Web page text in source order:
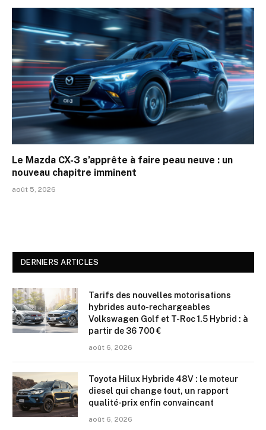
Le Mazda CX-3 s’apprête à faire peau neuve : un
nouveau chapitre imminent
août 5, 2026
DERNIERS ARTICLES
Tarifs des nouvelles motorisations
hybrides auto-rechargeables
Volkswagen Golf et T-Roc 1.5 Hybrid : à
partir de 36 700 €
août 6, 2026
Toyota Hilux Hybride 48V : le moteur
diesel qui change tout, un rapport
qualité-prix enfin convaincant
août 6, 2026